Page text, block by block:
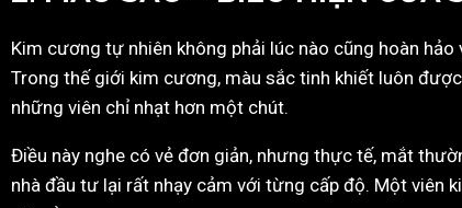
Kim cương tự nhiên không phải lúc nào cũng hoàn
Trong thế giới kim cương, màu sắc tinh khiết luôn
những viên chỉ nhạt hơn một chút.
Điều này nghe có vẻ đơn giản, nhưng thực tế, mắt
nhà đầu tư lại rất nhạy cảm với từng cấp độ. Một viên